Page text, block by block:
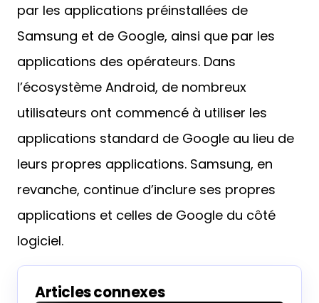
par les applications préinstallées de
Samsung et de Google, ainsi que par les
applications des opérateurs. Dans
l’écosystème Android, de nombreux
utilisateurs ont commencé à utiliser les
applications standard de Google au lieu de
leurs propres applications. Samsung, en
revanche, continue d’inclure ses propres
applications et celles de Google du côté
logiciel.
Articles connexes